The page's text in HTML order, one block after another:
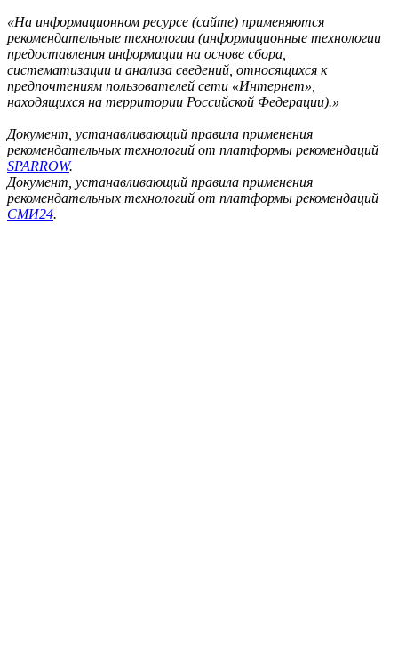
«На информационном ресурсе (сайте) применяются
рекомендательные технологии (информационные технологии
предоставления информации на основе сбора,
систематизации и анализа сведений, относящихся к
предпочтениям пользователей сети «Интернет»,
находящихся на территории Российской Федерации).»
Документ, устанавливающий правила применения
рекомендательных технологий от платформы рекомендаций
SPARROW.
Документ, устанавливающий правила применения
рекомендательных технологий от платформы рекомендаций
СМИ24.